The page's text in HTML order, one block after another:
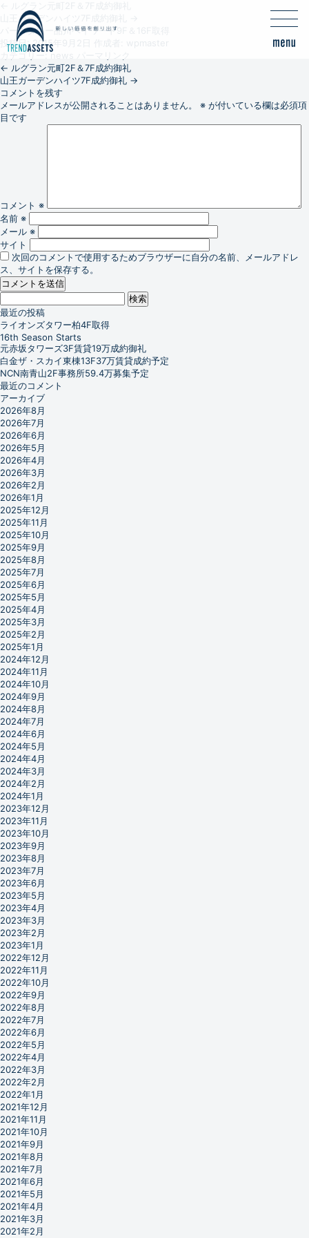
山王ガーデンハイツ7F成約御礼
パークタワー品川ベイワード9F＆16F取得
投稿日: 2015年9月2日
カテゴリー:news
← ルグラン元町2F＆7F成約御礼
山王ガーデンハイツ7F成約御礼 →
コメントを残す
メールアドレスが公開されることはありません。
※ が付いている欄は必須項
目です
コメント ※
名前 ※
メール ※
サイト
次回のコメントで使用するためブラウザーに自分の名前、メールアドレ
ス、サイトを保存する。
検
索:
最近の投稿
ライオンズタワー柏4F取得
16th Season Starts
元赤坂タワーズ3F賃貸19万成約御礼
白金ザ・スカイ東棟13F37万賃貸成約予定
NCN南青山2F事務所59.4万募集予定
最近のコメント
アーカイブ
2026年8月
2026年7月
2026年6月
2026年5月
2026年4月
2026年3月
2026年2月
2026年1月
2025年12月
2025年11月
2025年10月
2025年9月
2025年8月
2025年7月
2025年6月
2025年5月
2025年4月
2025年3月
2025年2月
2025年1月
2024年12月
2024年11月
2024年10月
2024年9月
2024年8月
2024年7月
2024年6月
2024年5月
2024年4月
2024年3月
2024年2月
2024年1月
2023年12月
2023年11月
2023年10月
2023年9月
2023年8月
2023年7月
2023年6月
2023年5月
2023年4月
2023年3月
2023年2月
2023年1月
2022年12月
2022年11月
2022年10月
2022年9月
2022年8月
2022年7月
2022年6月
2022年5月
2022年4月
2022年3月
2022年2月
2022年1月
2021年12月
2021年11月
2021年10月
2021年9月
2021年8月
2021年7月
2021年6月
2021年5月
2021年4月
2021年3月
2021年2月